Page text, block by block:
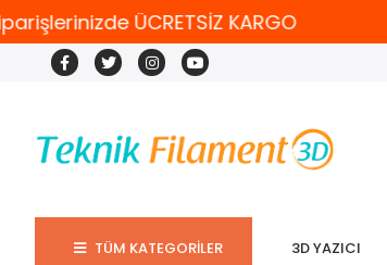
ÜCRETSİZ KARGO
TÜM KATEGORİLER 3D YAZICI